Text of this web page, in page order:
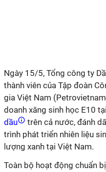
Ngày 15/5, Tổng công ty
thành viên của Tập đoàn
gia Việt Nam
doanh xăng sinh học E10
dầu
trên cả nước, đánh
trình phát triển nhiên liệu
lượng xanh tại Việt Nam.
Toàn bộ hoạt động chuẩn